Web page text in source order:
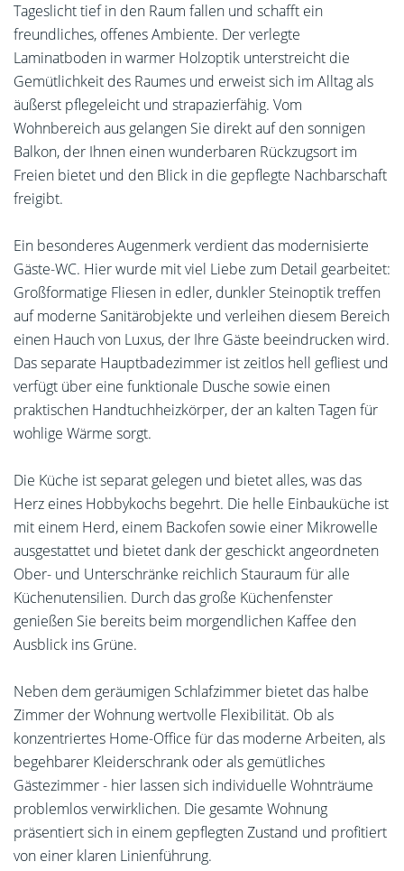
Tageslicht tief in den Raum fallen und schafft ein
freundliches, offenes Ambiente. Der verlegte
Laminatboden in warmer Holzoptik unterstreicht die
Gemütlichkeit des Raumes und erweist sich im Alltag als
äußerst pflegeleicht und strapazierfähig. Vom
Wohnbereich aus gelangen Sie direkt auf den sonnigen
Balkon, der Ihnen einen wunderbaren Rückzugsort im
Freien bietet und den Blick in die gepflegte Nachbarschaft
freigibt.
Ein besonderes Augenmerk verdient das modernisierte
Gäste-WC. Hier wurde mit viel Liebe zum Detail gearbeitet:
Großformatige Fliesen in edler, dunkler Steinoptik treffen
auf moderne Sanitärobjekte und verleihen diesem Bereich
einen Hauch von Luxus, der Ihre Gäste beeindrucken wird.
Das separate Hauptbadezimmer ist zeitlos hell gefliest und
verfügt über eine funktionale Dusche sowie einen
praktischen Handtuchheizkörper, der an kalten Tagen für
wohlige Wärme sorgt.
Die Küche ist separat gelegen und bietet alles, was das
Herz eines Hobbykochs begehrt. Die helle Einbauküche ist
mit einem Herd, einem Backofen sowie einer Mikrowelle
ausgestattet und bietet dank der geschickt angeordneten
Ober- und Unterschränke reichlich Stauraum für alle
Küchenutensilien. Durch das große Küchenfenster
genießen Sie bereits beim morgendlichen Kaffee den
Ausblick ins Grüne.
Neben dem geräumigen Schlafzimmer bietet das halbe
Zimmer der Wohnung wertvolle Flexibilität. Ob als
konzentriertes Home-Office für das moderne Arbeiten, als
begehbarer Kleiderschrank oder als gemütliches
Gästezimmer - hier lassen sich individuelle Wohnträume
problemlos verwirklichen. Die gesamte Wohnung
präsentiert sich in einem gepflegten Zustand und profitiert
von einer klaren Linienführung.